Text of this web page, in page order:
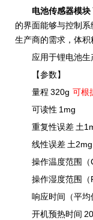
电池传感器模块
的界面能够与控制
生产商的需求，体
应用于锂电池
【参数】
量程 320g 可根
可读性 1mg
重复性误差 土
线性误差 土2mg
操作温度范围（
操作湿度范围（
响应时间（平均
开机预热时间